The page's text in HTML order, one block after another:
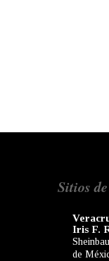
Sitios
Iris F.
de